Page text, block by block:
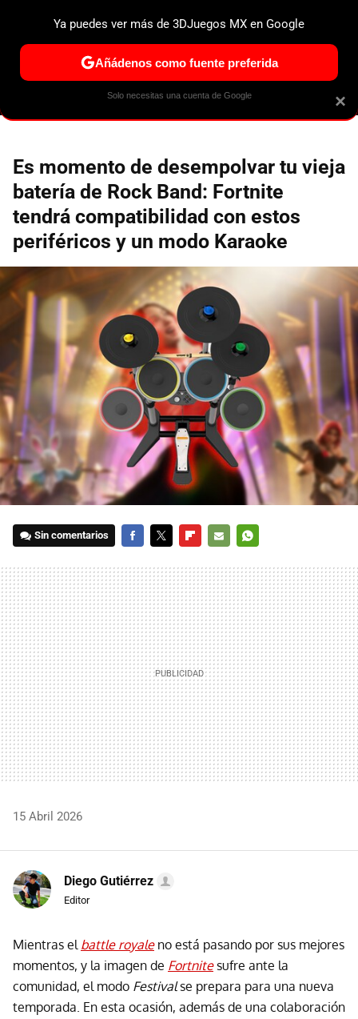
ESPECIALES PS5 NINTENDO SWITCH 2 XBOX
Es momento de desempolvar tu vieja
batería de Rock Band: Fortnite
tendrá compatibilidad con estos
periféricos y un modo Karaoke
Sin comentarios
MAIL
15 Abril 2026
Diego Gutiérrez
Editor
Mientras el battle royaleno está pasando por sus mejores
momentos, y la imagen de Fortnitesufre ante la
comunidad, el modo Festivalse prepara para una nueva
temporada. En esta ocasión, además de una colaboración
×
Ya puedes ver más de 3DJuegos MX en Google
Añádenos como fuente preferida
Solo necesitas una cuenta de Google